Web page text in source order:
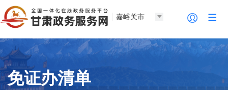
嘉峪关市
免证办清单